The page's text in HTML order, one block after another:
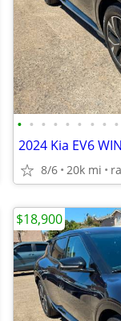
• • • • • • • • •
2024 Kia EV6
8/6 20k mi
$18,900